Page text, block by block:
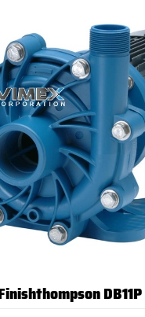
DB11P